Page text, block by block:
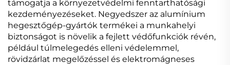
támogatja a környezetvédelmi fenntarthatósági
kezdeményezéseket. Negyedszer az alumínium
hegesztőgép-gyártók termékei a munkahelyi
biztonságot is növelik a fejlett védőfunkciók révén,
például túlmelegedés elleni védelemmel,
rövidzárlat megelőzéssel és elektromágneses